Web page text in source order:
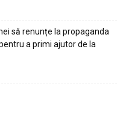
să renunțe la propaganda
a primi ajutor de la